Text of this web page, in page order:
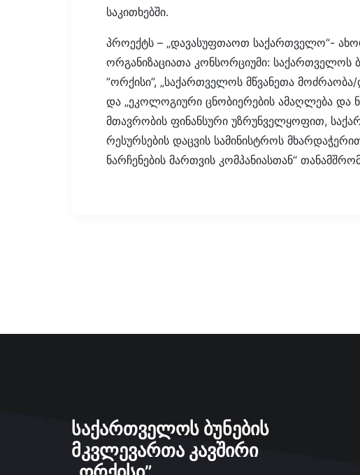
საკითხებში.
პროექტს – „დავასუფთაოთ საქართველო“-
ორგანიზაციათა კონსორციუმი: საქართველოს
”ორქისი”, „საქართველოს მწვანეთა
და „ეკოლოგიური ცნობიერების ამაღლება და
მთავრობის ფინანსური უზრუნველყოფით,
რესურსების დაცვის სამინისტროს
ნარჩენების მართვის კომპანიასთან“
ᲡᲐᲥᲐᲠᲗᲕᲔᲚᲝᲡ ᲑᲣᲜᲔᲑᲘᲡ
ᲛᲙᲕᲚᲔᲕᲐᲠᲗᲐ ᲙᲐᲕᲨᲘᲠᲘ